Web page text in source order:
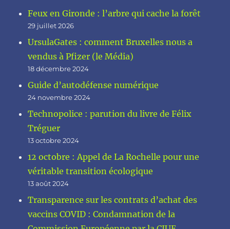
Feux en Gironde : l’arbre qui cache la forêt
29 juillet 2026
UrsulaGates : comment Bruxelles nous a
vendus à Pfizer (le Média)
18 décembre 2024
Guide d’autodéfense numérique
24 novembre 2024
Technopolice : parution du livre de Félix
Tréguer
13 octobre 2024
12 octobre : Appel de La Rochelle pour une
véritable transition écologique
13 août 2024
Transparence sur les contrats d’achat des
vaccins COVID : Condamnation de la